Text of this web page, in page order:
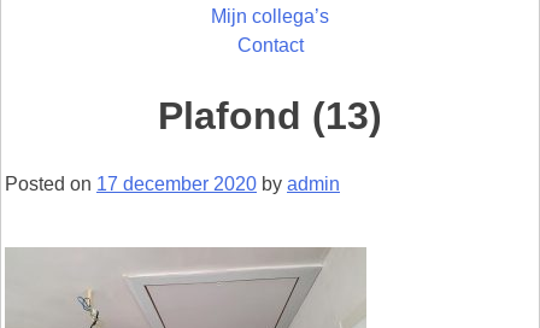
Mijn collega’s
Contact
Plafond (13)
Posted on 17 december 2020 by admin